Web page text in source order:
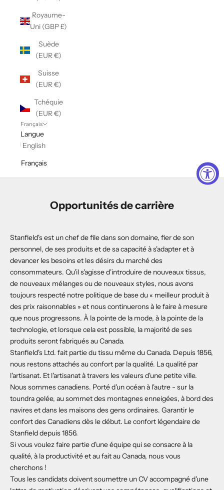
Royaume-
Uni (GBP £)
Suède
(EUR €)
Suisse
(EUR €)
Tchéquie
(EUR €)
Français
Langue
English
Français
Opportunités de carrière
Stanfield's est un chef de file dans son domaine, fier de son
personnel, de ses produits et de sa capacité à s'adapter et à
devancer les besoins et les désirs du marché des
consommateurs. Qu'il s'agisse d'introduire de nouveaux tissus,
de nouveaux mélanges ou de nouveaux styles, nous avons
toujours respecté notre politique de base du « meilleur produit à
des prix raisonnables » et nous continuerons à le faire à mesure
que nous progressons. À la pointe de la mode, à la pointe de la
technologie, et lorsque cela est possible, la majorité de ses
produits seront fabriqués au Canada.
Stanfield's Ltd. fait partie du tissu même du Canada. Depuis 1856,
nous restons attachés au confort par la qualité. La qualité par
l'artisanat. Et l'artisanat à travers les valeurs d'une petite ville.
Nous sommes canadiens. Porté d'un océan à l'autre - sur la
toundra gelée, au sommet des montagnes enneigées, à bord des
navires et dans les maisons des gens ordinaires. Garantir le
confort des Canadiens dès le début. Le confort légendaire de
Stanfield depuis 1856.
Si vous voulez faire partie d'une équipe qui se consacre à la
qualité, à la productivité et au fait au Canada, nous vous
cherchons !
Tous les candidats doivent soumettre un CV accompagné d'une